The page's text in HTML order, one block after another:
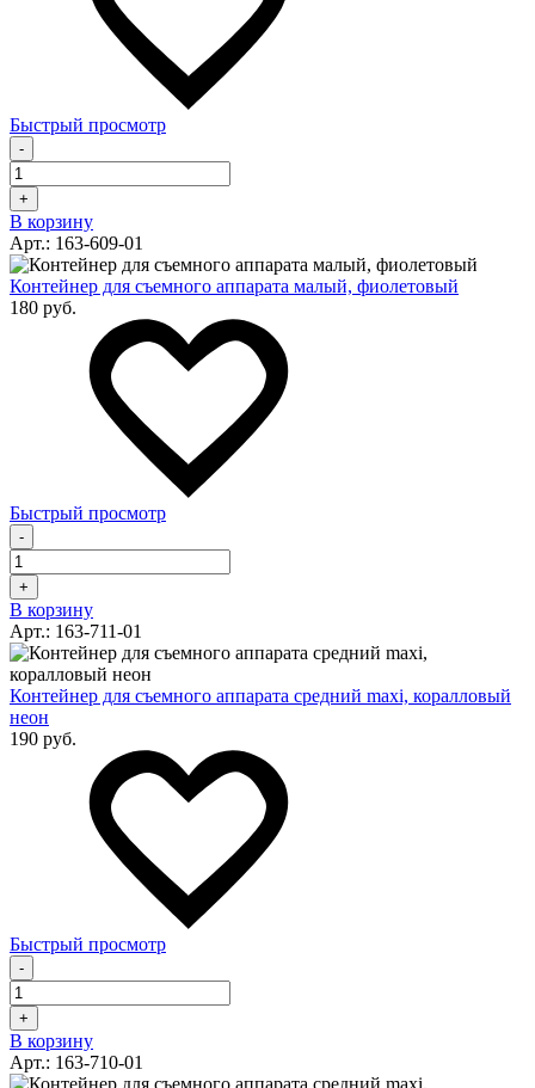
Быстрый просмотр
-
+
В корзину
Арт.: 163-609-01
Контейнер для съемного аппарата малый, фиолетовый
180 руб.
Быстрый просмотр
-
+
В корзину
Арт.: 163-711-01
Контейнер для съемного аппарата средний maxi, коралловый
неон
190 руб.
Быстрый просмотр
-
+
В корзину
Арт.: 163-710-01